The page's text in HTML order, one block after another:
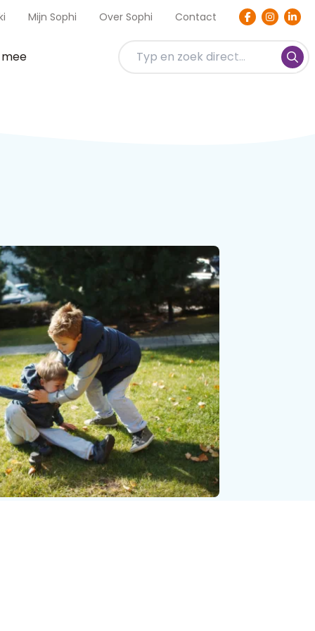
Mijn Sophi Over Sophi Contact